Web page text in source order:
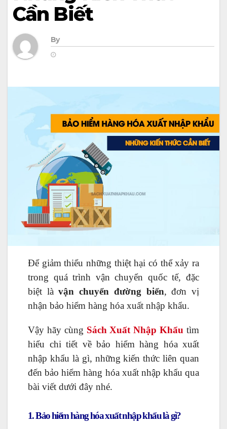
Cần Biết
By
Để giảm thiểu những thiệt hại có thể xảy ra
trong quá trình vận chuyển quốc tế, đặc
biệt làvận chuyển đường biển, đơn vị
nhận bảo hiểm hàng hóa xuất nhập khẩu.
Vậy hãy cùng Sách Xuất Nhập Khẩu tìm
hiểu chi tiết về bảo hiểm hàng hóa xuất
nhập khẩu là gì, những kiến thức liên quan
đến bảo hiểm hàng hóa xuất nhập khẩu qua
bài viết dưới đây nhé.
1. Bảo hiểm hàng hóa xuất nhập khẩu là gì?